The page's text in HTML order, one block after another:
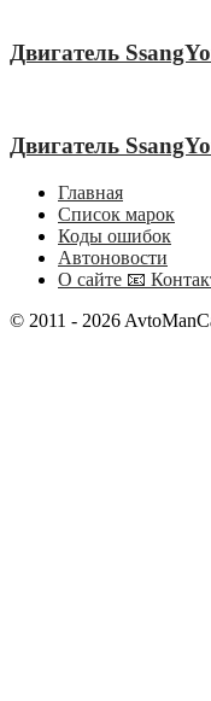
Двигатель
Двигатель
Главная
Список марок
Коды ошибок
Автоновости
О сайте 📧
© 2011 - 2026